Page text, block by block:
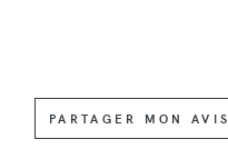
PARTAGER MON AVIS